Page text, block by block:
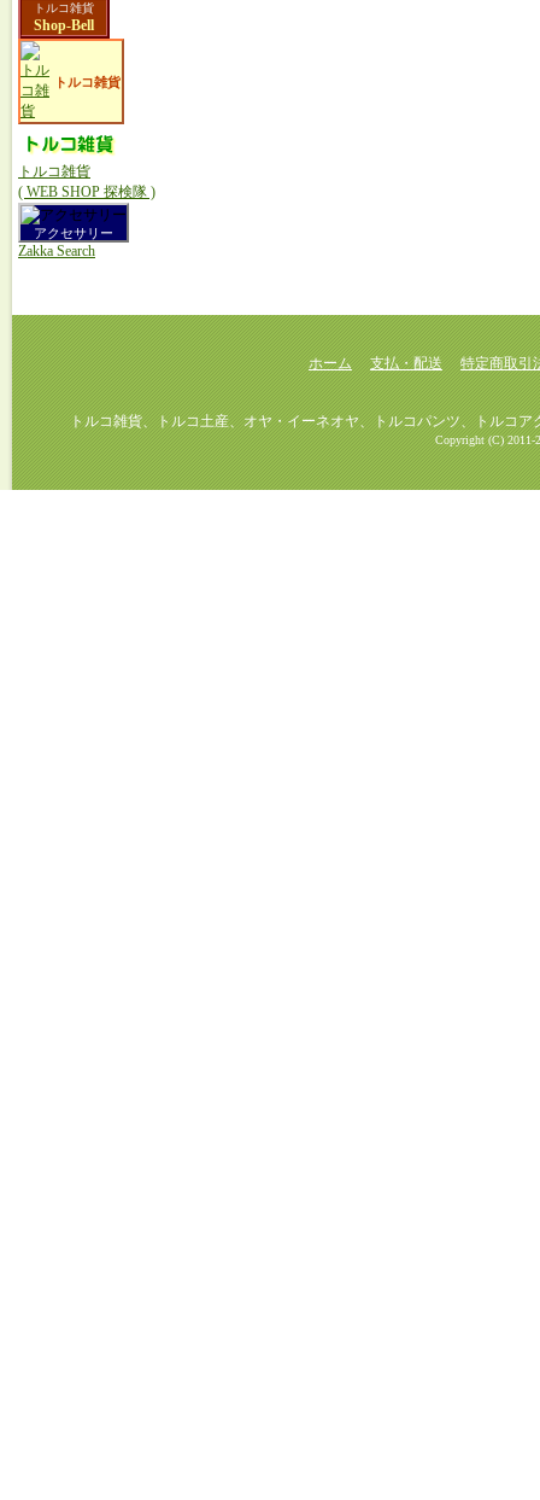
トルコ雑貨
Shop-Bell
トルコ雑貨
トルコ雑貨
( WEB SHOP 探検隊 )
アクセサリー
Zakka Search
ホーム 支払・配送 特定商取引
トルコ雑貨、トルコ土産、オヤ・イーネオヤ、トルコパンツ、トルコアク
Copyright (C) 2011-